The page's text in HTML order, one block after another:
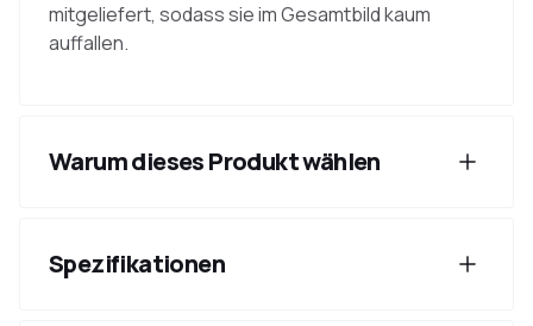
mitgeliefert, sodass sie im Gesamtbild kaum
auffallen.
Warum dieses Produkt wählen
Spezifikationen